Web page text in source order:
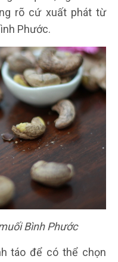
rõ cứ xuất phát từ
Phước.
Bình Phước
táo để có thể chọn